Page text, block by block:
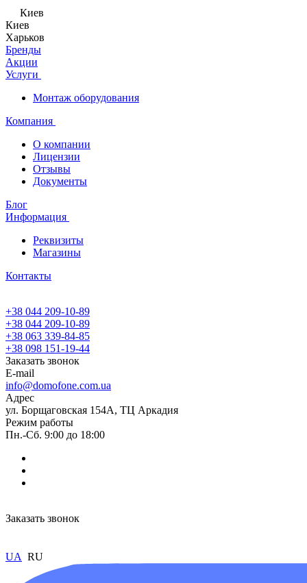
Киев
Киев
Харьков
Бренды
Акции
Услуги
Монтаж оборудования
Компания
О компании
Лицензии
Отзывы
Документы
Блог
Информация
Реквизиты
Магазины
Контакты
+38 044 209-10-89
+38 044 209-10-89
+38 063 339-84-85
+38 098 151-19-44
Заказать звонок
E-mail
info@domofone.com.ua
Адрес
ул. Борщаговская 154А, ТЦ Аркадия
Режим работы
Пн.-Сб. 9:00 до 18:00
Заказать звонок
UA RU